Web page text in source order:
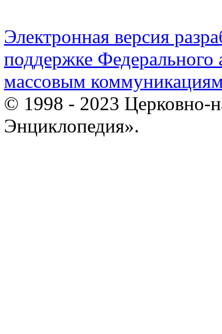
Электронная версия
поддержке Федерального
массовым
© 1998 - 2023 Церковно-
Энциклопедия».